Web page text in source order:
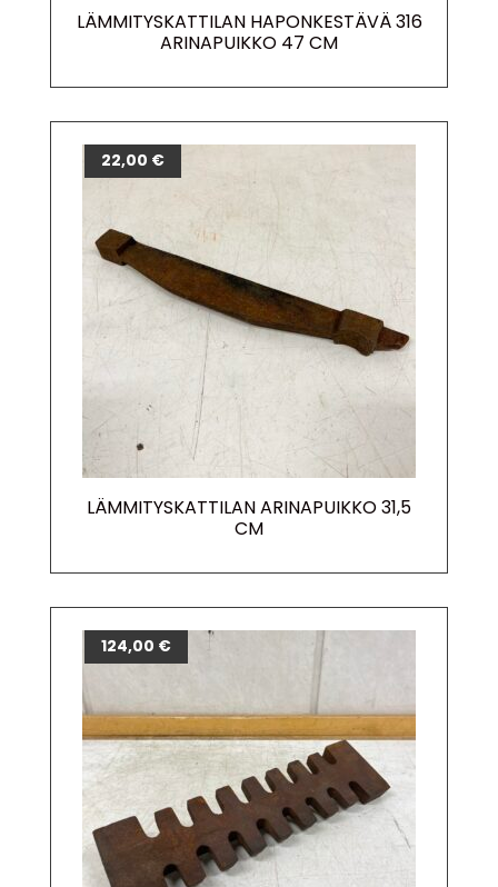
LÄMMITYSKATTILAN HAPONKESTÄVÄ 316
ARINAPUIKKO 47 CM
LÄMMITYSKATTILAN ARINAPUIKKO 31,5
CM
22,00 €
124,00 €